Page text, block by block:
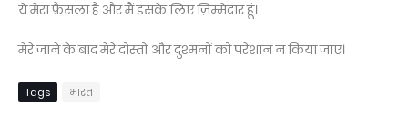
ये मेरा फ़ैसला है और मैं इसके लिए ज़िम्मेदार हूं।
मेरे जाने के बाद मेरे दोस्तों और दुश्मनों को परेशान न किया जाए।
Tags भारत